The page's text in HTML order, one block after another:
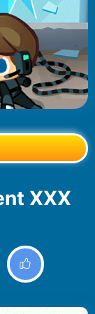
XXX